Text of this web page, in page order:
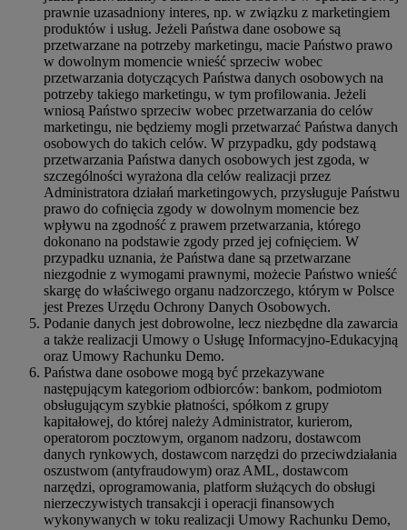
prawnie uzasadniony interes, np. w związku z marketingiem
produktów i usług. Jeżeli Państwa dane osobowe są
przetwarzane na potrzeby marketingu, macie Państwo prawo
w dowolnym momencie wnieść sprzeciw wobec
przetwarzania dotyczących Państwa danych osobowych na
potrzeby takiego marketingu, w tym profilowania. Jeżeli
wniosą Państwo sprzeciw wobec przetwarzania do celów
marketingu, nie będziemy mogli przetwarzać Państwa danych
osobowych do takich celów. W przypadku, gdy podstawą
przetwarzania Państwa danych osobowych jest zgoda, w
szczególności wyrażona dla celów realizacji przez
Administratora działań marketingowych, przysługuje Państwu
prawo do cofnięcia zgody w dowolnym momencie bez
wpływu na zgodność z prawem przetwarzania, którego
dokonano na podstawie zgody przed jej cofnięciem. W
przypadku uznania, że Państwa dane są przetwarzane
niezgodnie z wymogami prawnymi, możecie Państwo wnieść
skargę do właściwego organu nadzorczego, którym w Polsce
jest Prezes Urzędu Ochrony Danych Osobowych.
Podanie danych jest dobrowolne, lecz niezbędne dla zawarcia
a także realizacji Umowy o Usługę Informacyjno-Edukacyjną
oraz Umowy Rachunku Demo.
Państwa dane osobowe mogą być przekazywane
następującym kategoriom odbiorców: bankom, podmiotom
obsługującym szybkie płatności, spółkom z grupy
kapitałowej, do której należy Administrator, kurierom,
operatorom pocztowym, organom nadzoru, dostawcom
danych rynkowych, dostawcom narzędzi do przeciwdziałania
oszustwom (antyfraudowym) oraz AML, dostawcom
narzędzi, oprogramowania, platform służących do obsługi
nierzeczywistych transakcji i operacji finansowych
wykonywanych w toku realizacji Umowy Rachunku Demo,